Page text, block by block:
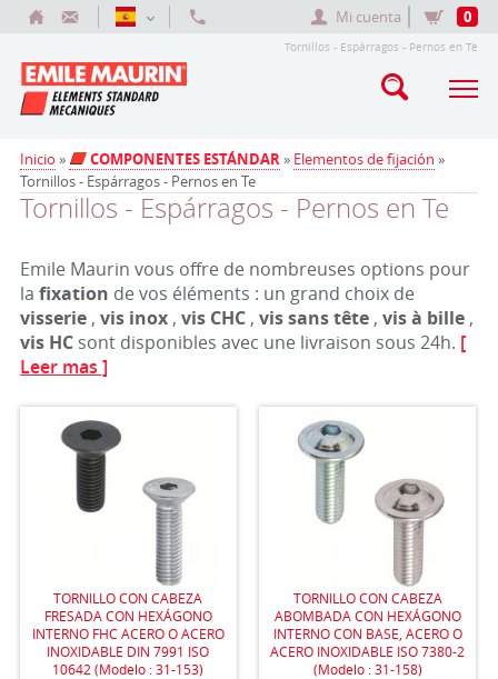
Mi cuenta 0
Tornillos - Espárragos - Pernos en Te
Inicio » COMPONENTES ESTÁNDAR» Elementos de fijación »
Tornillos - Espárragos - Pernos en Te
Tornillos - Espárragos - Pernos en Te
Emile Maurin vous offre de nombreuses options pour
la fixation de vos éléments : un grand choix de
visserie, vis inox, vis CHC, vis sans tête, vis à bille,
vis HCsont disponibles avec une livraison sous 24h. [
Leer mas ]
TORNILLO CON CABEZA
FRESADA CON HEXÁGONO
INTERNO FHC ACERO O ACERO
INOXIDABLE DIN 7991 ISO
10642 (Modelo : 31-153)
TORNILLO CON CABEZA
ABOMBADA CON HEXÁGONO
INTERNO CON BASE, ACERO O
ACERO INOXIDABLE ISO 7380-2
(Modelo : 31-158)